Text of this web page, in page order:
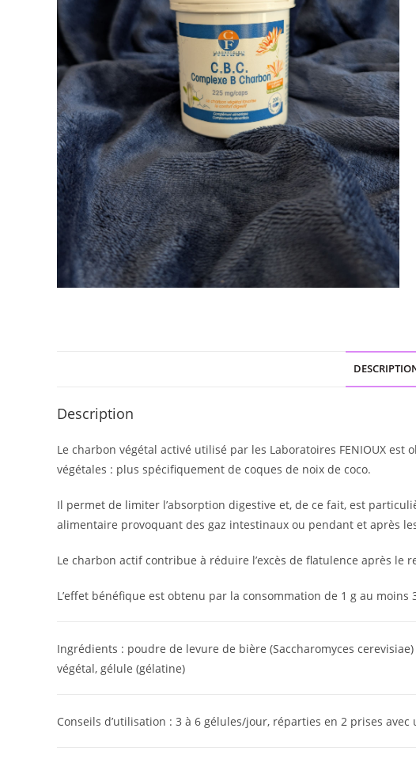
Description
Le charbon végétal activé utilisé par les Laboratoires FENIOUX
végétales : plus spécifiquement de coques de noix de coco.
Il permet de limiter l’absorption digestive et, de ce fait, est
alimentaire provoquant des gaz intestinaux ou pendant et après
Le charbon actif contribue à réduire l’excès de flatulence après le
L’effet bénéfique est obtenu par la consommation de 1 g au
Ingrédients : poudre de levure de bière (Saccharomyces
végétal, gélule (gélatine)
Conseils d’utilisation : 3 à 6 gélules/jour, réparties en 2 prises